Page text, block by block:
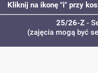
Kliknij na ikonę "i" przy
25/26-Z-
(zajęcia mogą być